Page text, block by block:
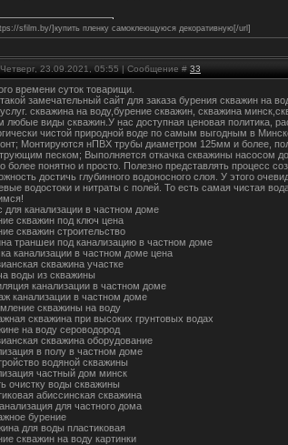
sfilm.by/]купить пленку самоклеющуюся декоративную[/url]
23.09.2021, 05:55 | Сообщение # 33
времени суток товарищи.
замечательный сайт для заказа бурения скважин
скважина на воду,бурение скважин, скважина
любые виды скважин.У нас доступная ценовая политика,
чистой природной воде по самым выгодным в
Монтируются нПВХ трубы диаметром 125мм и более,
песком; Выполняется откачка скважины насосом
более понятно и просто. Полезно представлять процесс
достичь глубинного водоносного слоя. У этого
водостоки и нитраты с полей. То есть самая чистая
для канализации в частном доме
скважин под ключ цена
скважин строительство
траншеи под канализацию в частном доме
канализации в частном доме цена
скважина участке
воды из скважины
канализации в частном доме
канализации в частном доме
скважины на воду
скважина при высоких грунтовых водах
на воду сероводород
скважина оборудование
в полу в частном доме
водяной скважины
частный дом минск
очистку воды скважины
абиссинская скважина
для частного дома
бурение
для воды пластиковая
скважин на воду картинки